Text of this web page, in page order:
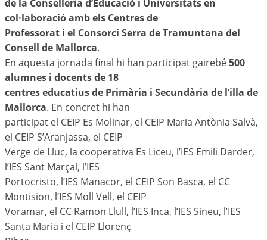
de la Conselleria d’Educació i Universitats en
col·laboració amb els Centres de
Professorat i el Consorci Serra de Tramuntana del
Consell de Mallorca.
En aquesta jornada final hi han participat gairebé500
alumnes i docents de 18
centres educatius de Primària i Secundària de l’illa de
Mallorca. En concret hi han
participat el CEIP Es Molinar, el CEIP Maria Antònia Salvà,
el CEIP S’Aranjassa, el CEIP
Verge de Lluc, la cooperativa Es Liceu, l’IES Emili Darder,
l’IES Sant Marçal, l’IES
Portocristo, l’IES Manacor, el CEIP Son Basca, el CC
Montision, l’IES Moll Vell, el CEIP
Voramar, el CC Ramon Llull, l’IES Inca, l’IES Sineu, l’IES
Santa Maria i el CEIP Llorenç